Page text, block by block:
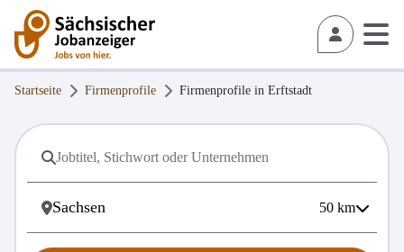
Startseite Firmenprofile Firmenprofile in Erftstadt
50 km